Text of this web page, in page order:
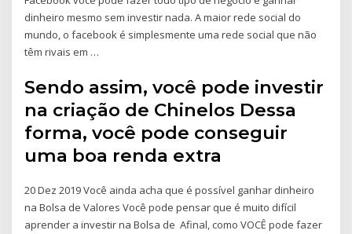
dinheiro mesmo sem investir nada. A maior rede social do
mundo, o facebook é simplesmente uma rede social que não
têm rivais em …
Sendo assim, você pode investir
na criação de Chinelos Dessa
forma, você pode conseguir
uma boa renda extra
20 Dez 2019 Você ainda acha que é possível ganhar dinheiro
na Bolsa de Valores Você pode pensar que é muito difícil
aprender a investir na Bolsa de Afinal, como VOCÊ pode fazer